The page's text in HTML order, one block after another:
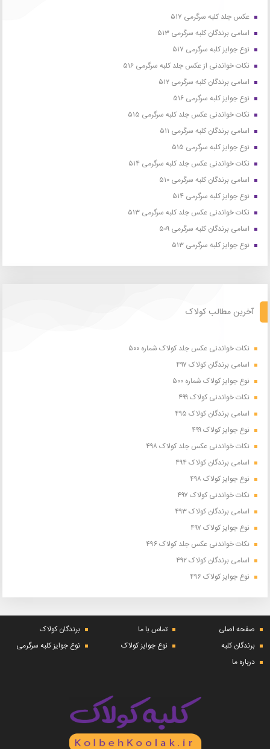
عکس جلد کلبه سرگرمی ۵۱۷
اسامی برندگان کلبه سرگرمی ۵۱۳
نوع جوایز کلبه سرگرمی ۵۱۷
نکات خواندنی از عکس جلد کلبه سرگرمی ۵۱۶
اسامی برندگان کلبه سرگرمی ۵۱۲
نوع جوایز کلبه سرگرمی ۵۱۶
نکات خواندنی عکس جلد کلبه سرگرمی ۵۱۵
اسامی برندگان کلبه سرگرمی ۵۱۱
نوع جوایز کلبه سرگرمی ۵۱۵
نکات خواندنی عکس جلد کلبه سرگرمی ۵۱۴
اسامی برندگان کلبه سرگرمی ۵۱۰
نوع جوایز کلبه سرگرمی ۵۱۴
نکات خواندنی عکس جلد کلبه سرگرمی ۵۱۳
اسامی برندگان کلبه سرگرمی ۵۰۹
نوع جوایز کلبه سرگرمی ۵۱۳
آخرین مطالب کولاک
نکات خواندنی عکس جلد کولاک شماره ۵۰۰
اسامی برندگان کولاک ۴۹۷
نوع جوایز کولاک شماره ۵۰۰
نکات خواندنی کولاک ۴۹۹
اسامی برندگان کولاک ۴۹۵
نوع جوایز کولاک ۴۹۹
نکات خواندنی عکس جلد کولاک ۴۹۸
اسامی برندگان کولاک ۴۹۴
نوع جوایز کولاک ۴۹۸
نکات خواندنی کولاک ۴۹۷
اسامی برندگان کولاک ۴۹۳
نوع جوایز کولاک ۴۹۷
نکات خواندنی عکس جلد کولاک ۴۹۶
اسامی برندگان کولاک ۴۹۲
نوع جوایز کولاک ۴۹۶
صفحه اصلی تماس با ما
برندگان کولاک
برندگان کلبه
نوع جوایز کولاک
نوع جوایز کلبه سرگرمی
درباره ما